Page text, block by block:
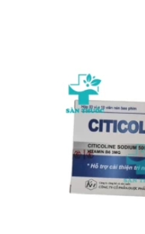
Mua đông
Các bạn có thể
Mua hàng
Đ/c : Nhà
Đặt hàng
Mua hàng
5 lý do tại
✓ Đông Trùng Hạ